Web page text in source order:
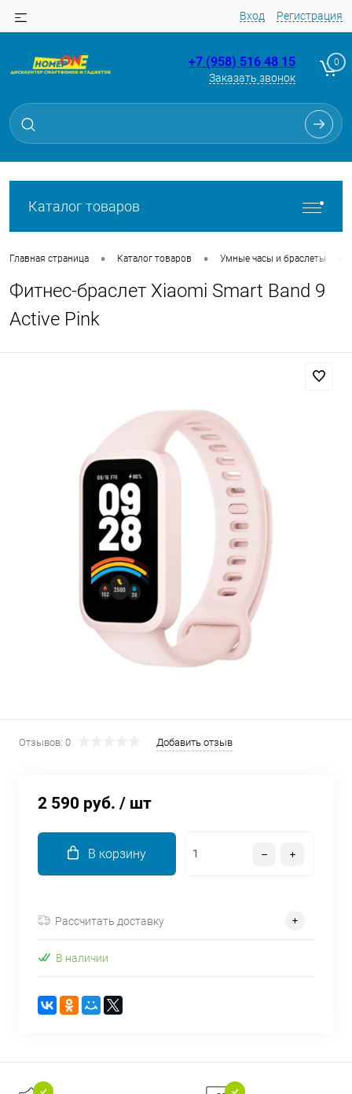
Вход Регистрация
+7 (958) 516 48 15
Заказать звонок
0
Каталог товаров
Главная страница • Каталог товаров • Умные часы и браслеты
Фитнес-браслет Xiaomi Smart Band 9
Active Pink
Отзывов: 0 Добавить отзыв
2 590 руб. / шт
В корзину
Рассчитать доставку
В наличии
Для клиентов всех банков
Разбейте
без переплат
Сегодня
Оплачивайте сегодня только
% картой любого банка
Получайте товар
выбранный способом
Оставшиеся75 % будут
списываться
с вашей карты
25%каждые 2 недели
об оплате Плайтом
недели
Остались вопросы?
plait.ru